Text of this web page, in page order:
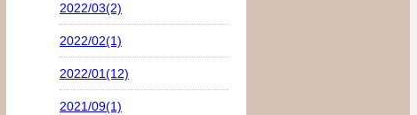
2022/03(2)
2022/02(1)
2022/01(12)
2021/09(1)